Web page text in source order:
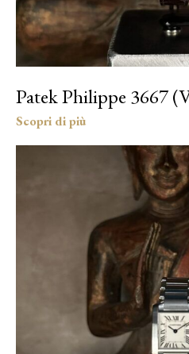
Patek Philippe 3667